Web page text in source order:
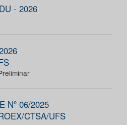
- 2026
Nº 06/2025
CTSA/UFS